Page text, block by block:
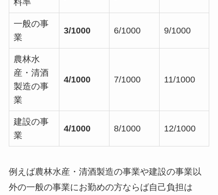
料率
一般の事
業
3/1000 6/1000 9/1000
農林水
産・清酒
製造の事
業
4/1000 7/1000 11/1000
建設の事
業
4/1000 8/1000 12/1000
例えば農林水産・清酒製造の事業や建設の事業以
外の一般の事業にお勤めの方ならば自己負担は